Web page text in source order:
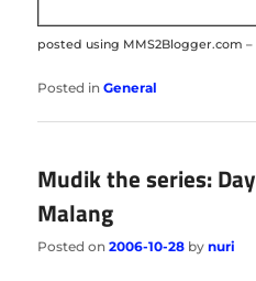
posted using MMS2Blogger.com
Posted in General
Mudik the series:
Malang
Posted on2006-10-28 bynuri